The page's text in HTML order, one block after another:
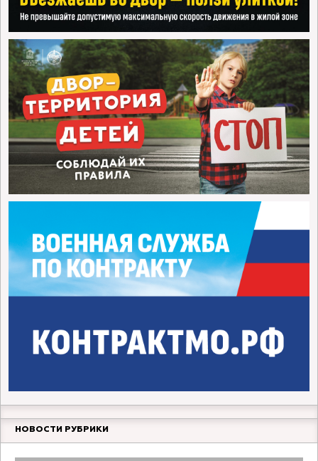
НОВОСТИ РУБРИКИ